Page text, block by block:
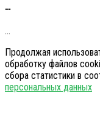
…
…
Продолжая
обработку файлов
сбора статистики в
персональных данных